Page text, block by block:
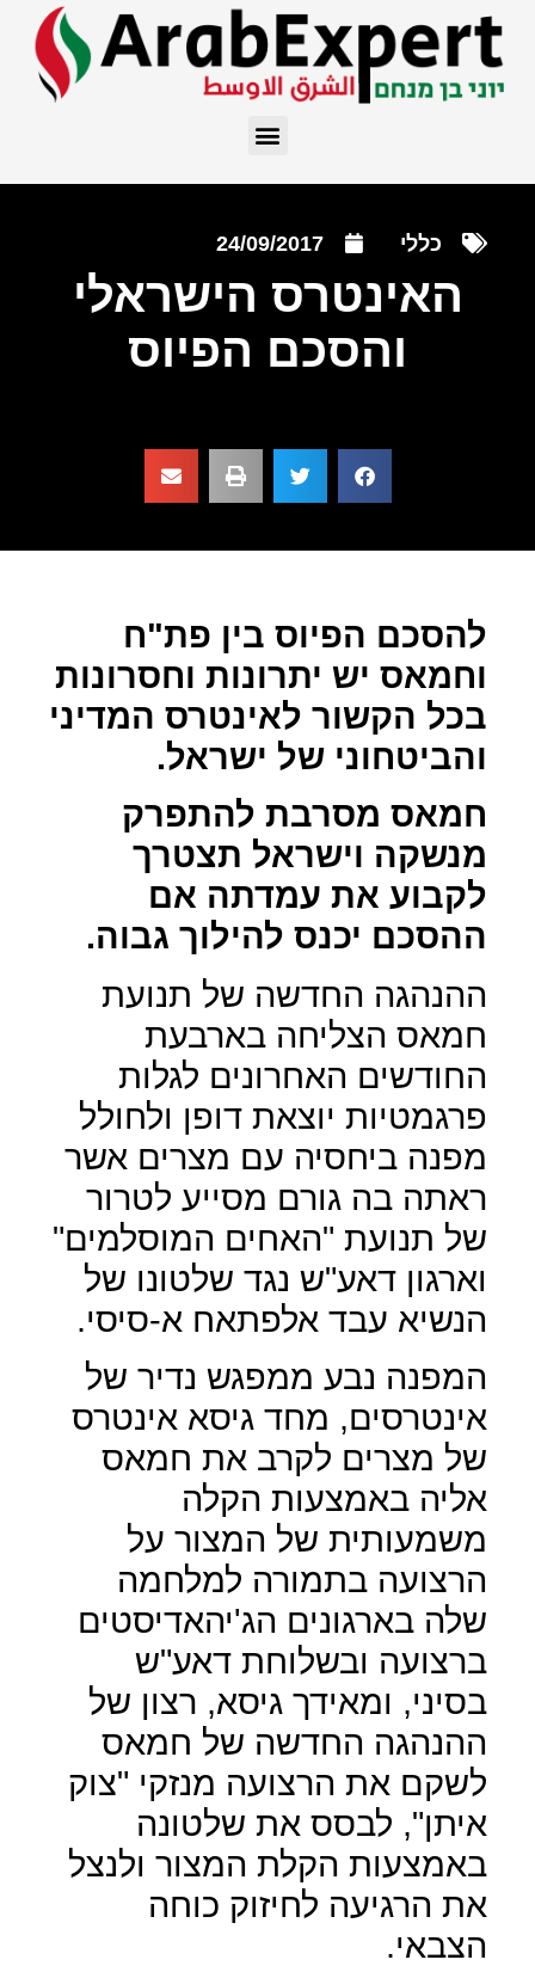
כללי 24/09/2017
האינטרס הישראלי
והסכם הפיוס
להסכם הפיוס בין פת"ח
וחמאס יש יתרונות וחסרונות
בכל הקשור לאינטרס המדיני
והביטחוני של ישראל.
חמאס מסרבת להתפרק
מנשקה וישראל תצטרך
לקבוע את עמדתה אם
ההסכם יכנס להילוך גבוה.
ההנהגה החדשה של תנועת
חמאס הצליחה בארבעת
החודשים האחרונים לגלות
פרגמטיות יוצאת דופן ולחולל
מפנה ביחסיה עם מצרים אשר
ראתה בה גורם מסייע לטרור
של תנועת "האחים המוסלמים"
וארגון דאע"ש נגד שלטונו של
הנשיא עבד אלפתאח א-סיסי.
המפנה נבע ממפגש נדיר של
אינטרסים, מחד גיסא אינטרס
של מצרים לקרב את חמאס
אליה באמצעות הקלה
משמעותית של המצור על
הרצועה בתמורה למלחמה
שלה בארגונים הג'יהאדיסטים
ברצועה ובשלוחת דאע"ש
בסיני, ומאידך גיסא, רצון של
ההנהגה החדשה של חמאס
לשקם את הרצועה מנזקי "צוק
איתן", לבסס את שלטונה
באמצעות הקלת המצור ולנצל
את הרגיעה לחיזוק כוחה
הצבאי.